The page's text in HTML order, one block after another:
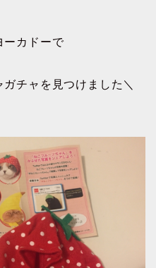
ーカドーで
チャを見つけました＼